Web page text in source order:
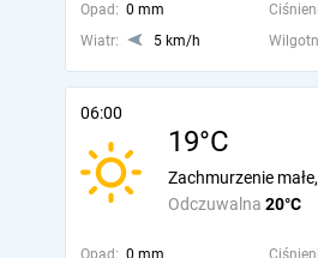
Opad: 0 mm
Wiatr:
5 km/h
06:00
19°C
Odczuwalna 20°C
Zachmurzenie
Opad: 0 mm